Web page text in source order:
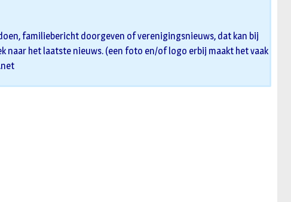
familiebericht doorgeven of verenigingsnieuws, dat kan bij
naar het laatste nieuws. (een foto en/of logo erbij maakt het vaak